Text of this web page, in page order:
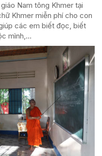
Nam tông Khmer tại
Khmer miễn phí cho con
các em biết đọc, biết
mình,...